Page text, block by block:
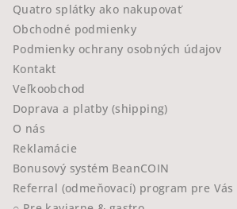
Quatro splátky ako nakupovať
Obchodné podmienky
Podmienky ochrany osobných údajov
Kontakt
Veľkoobchod
Doprava a platby (shipping)
O nás
Reklamácie
Bonusový systém BeanCOIN
Referral (odmeňovací) program pre Vás